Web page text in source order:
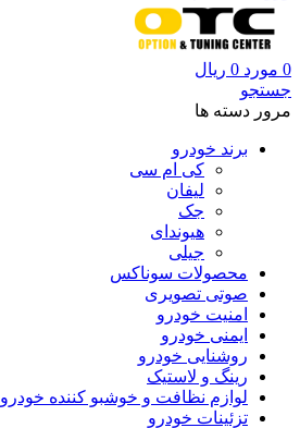
0 مورد 0 ریال
جستجو
مرور دسته ها
برند خودرو
کی ام سی
لیفان
جک
هیوندای
جیلی
محصولات سوناکس
صوتی تصویری
امنیت خودرو
ایمنی خودرو
روشنایی خودرو
رینگ و لاستیک
لوازم نظافت و خوشبو کننده خودرو
تزئینات خودرو